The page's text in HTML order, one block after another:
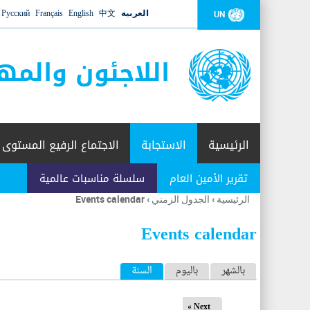
UN العربية 中文
English
Français
Русский
اللاجئون
الرئيسية الاستجابة
تقرير الأمين العام سلسلة مناسبات عالمية
الاجتماع الرفيع المستوى
أنت
هنا
الرئيسية › الجدول الزمني ›
Events calendar
Events calendar
ا بالشهر باليوم السنة (علامة التبويب النشطة)